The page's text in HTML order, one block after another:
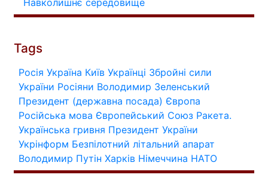
Навколишнє середовище
Tags
Росія Україна Київ Українці Збройні сили
України Росіяни Володимир Зеленський
Президент (державна посада) Європа
Російська мова Європейський Союз Ракета.
Українська гривня Президент України
Укрінформ Безпілотний літальний апарат
Володимир Путін Харків Німеччина НАТО